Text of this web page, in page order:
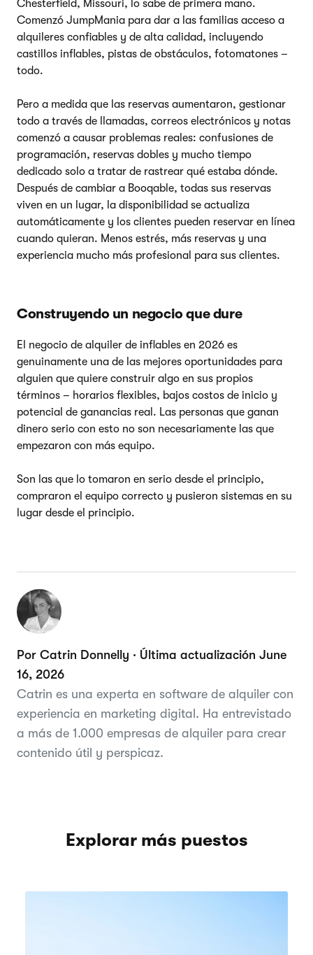
Chesterfield, Missouri, lo sabe de primera mano.
Comenzó JumpMania para dar a las familias acceso a
alquileres confiables y de alta calidad, incluyendo
castillos inflables, pistas de obstáculos, fotomatones –
todo.
Pero a medida que las reservas aumentaron, gestionar
todo a través de llamadas, correos electrónicos y notas
comenzó a causar problemas reales: confusiones de
programación, reservas dobles y mucho tiempo
dedicado solo a tratar de rastrear qué estaba dónde.
Después de cambiar a Booqable, todas sus reservas
viven en un lugar, la disponibilidad se actualiza
automáticamente y los clientes pueden reservar en línea
cuando quieran. Menos estrés, más reservas y una
experiencia mucho más profesional para sus clientes.
Construyendo un negocio que dure
El negocio de alquiler de inflables en 2026 es
genuinamente una de las mejores oportunidades para
alguien que quiere construir algo en sus propios
términos – horarios flexibles, bajos costos de inicio y
potencial de ganancias real. Las personas que ganan
dinero serio con esto no son necesariamente las que
empezaron con más equipo.
Son las que lo tomaron en serio desde el principio,
compraron el equipo correcto y pusieron sistemas en su
lugar desde el principio.
Por Catrin Donnelly · Última actualización June
16, 2026
Catrin es una experta en software de alquiler con
experiencia en marketing digital. Ha entrevistado
a más de 1.000 empresas de alquiler para crear
contenido útil y perspicaz.
Explorar más puestos